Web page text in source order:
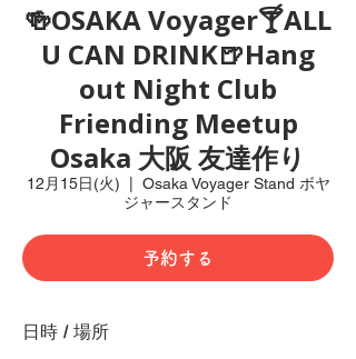
🍻OSAKA Voyager🍸ALL
U CAN DRINK🍺Hang
out Night Club
Friending Meetup
Osaka 大阪 友達作り
12月15日(火)
Osaka Voyager Stand ボヤ
ジャースタンド
予約する
日時 / 場所